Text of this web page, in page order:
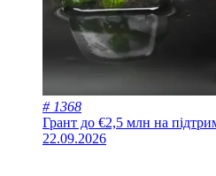
# 1368
Грант до €2,5 млн на
22.09.2026